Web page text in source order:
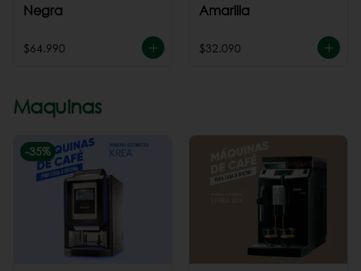
Negra
$64.990
Amarilla
$32.090
Maquinas
-35%